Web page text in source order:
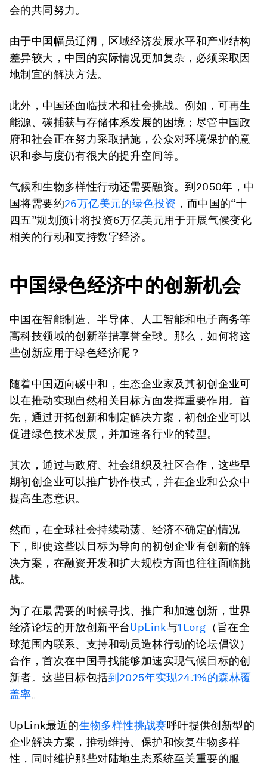
会的共同努力。
由于中国幅员辽阔，区域经济发展水平和产业结构
差异较大，中国的实际情况更加复杂，必须采取因
地制宜的解决方法。
此外，中国还面临技术和社会挑战。例如，可再生
能源、碳捕获与存储体系发展的困境；尽管中国政
府和社会正在努力采取措施，公众对环境保护的意
识和参与度仍有很大的提升空间等。
气候和生物多样性行动还需要融资。到2050年，中
国将需要约26万亿美元的绿色投资 ，而中国的“十
四五”规划预计将投资6万亿美元用于开展气候变化
相关的行动和支持数字经济。
中国绿色经济中的创新机会
中国在智能制造、半导体、人工智能和电子商务等
高科技领域的创新举措享誉全球。那么，如何将这
些创新应用于绿色经济呢？
随着中国迈向碳中和，生态企业家及其初创企业可
以在推动实现自然相关目标方面发挥重要作用。首
先，通过开拓创新和制定解决方案，初创企业可以
促进绿色技术发展，并加速各行业的转型。
其次，通过与政府、社会组织及社区合作，这些早
期初创企业可以推广协作模式，并在企业和公众中
提高生态意识。
然而，在全球社会持续动荡、经济不确定的情况
下，即使这些以目标为导向的初创企业有创新的解
决方案，在融资开发和扩大规模方面也往往面临挑
战。
为了在最需要的时候寻找、推广和加速创新，世界
经济论坛的开放创新平台UpLink与1t.org （旨在全
球范围内联系、支持和动员造林行动的论坛倡议）
合作，首次在中国寻找能够加速实现气候目标的创
新者。这些目标包括到2025年实现24.1%的森林覆
盖率。
UpLink最近的生物多样性挑战赛呼吁提供创新型的
企业解决方案，推动维持、保护和恢复生物多样
性，同时维护那些对陆地生态系统至关重要的服